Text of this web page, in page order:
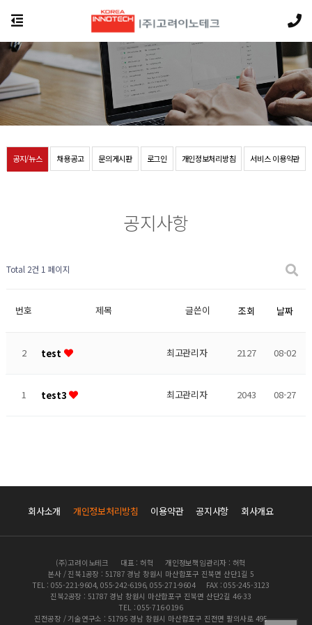
공지/뉴스 채용공고 문의게시판 로그인 개인정보처리방침 서비스 이용약관
공지사항
Total 2건 1 페이지
번호 제목 글쓴이 조회 날짜
2 test 최고관리자 2127 08-02
1 test3 최고관리자 2043 08-27
회사소개 개인정보처리방침 이용약관 공지사항 회사개요
(주)고려이노테크 대표 : 허혁
개인정보책임관리자 : 허혁
본사 / 진북1공장 : 51787 경남 창원시 마산합포구 진북면 산단1길 5
TEL : 055-221-9604, 055-242-6196, 055-271-9604
FAX : 055-245-3123
진북2공장 : 51787 경남 창원시 마산합포구 진북면 산단2길 46-33
TEL : 055-716-0196
진전공장 / 기술연구소 : 51795 경남 창원시 마산합포구 진전면 팔의사로 495